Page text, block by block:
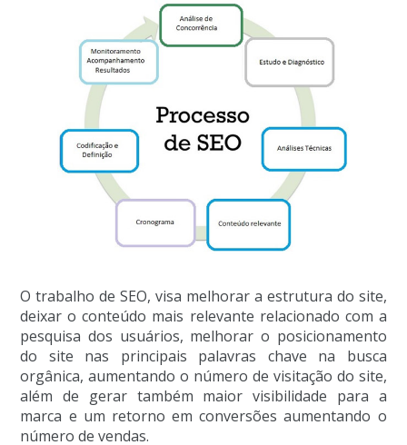
O trabalho de SEO, visa melhorar a estrutura do site,
deixar o conteúdo mais relevante relacionado com a
pesquisa dos usuários, melhorar o posicionamento
do site nas principais palavras chave na busca
orgânica, aumentando o número de visitação do site,
além de gerar também maior visibilidade para a
marca e um retorno em conversões aumentando o
número de vendas.